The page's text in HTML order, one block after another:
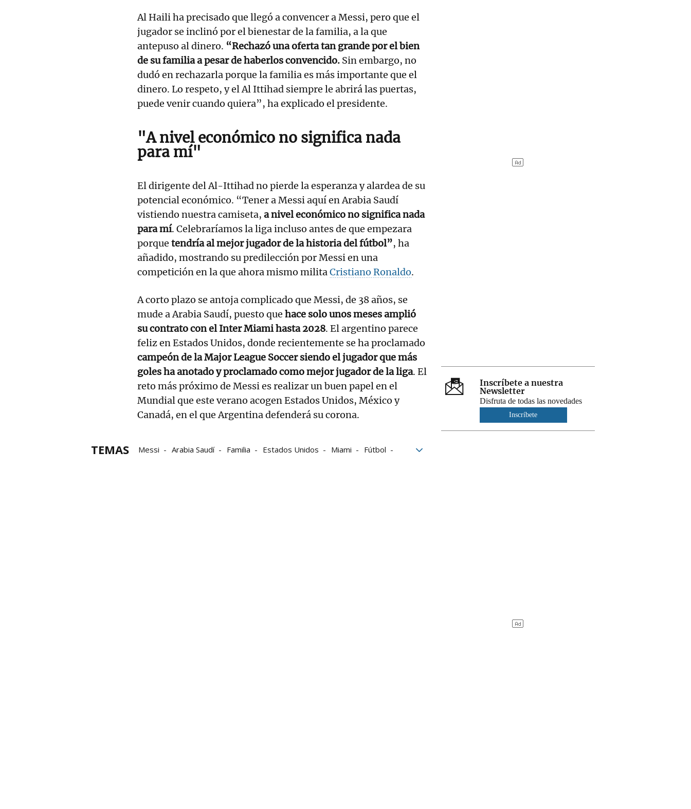
Al Haili ha precisado que llegó a convencer a Messi, pero que el
jugador se inclinó por el bienestar de la familia, a la que
antepuso al dinero. “Rechazó una oferta tan grande por el bien
de su familia a pesar de haberlos convencido. Sin embargo, no
dudó en rechazarla porque la familia es más importante que el
dinero. Lo respeto, y el Al Ittihad siempre le abrirá las puertas,
puede venir cuando quiera”, ha explicado el presidente.
"A nivel económico no significa nada
para mí"
El dirigente del Al-Ittihad no pierde la esperanza y alardea de su
potencial económico. “Tener a Messi aquí en Arabia Saudí
vistiendo nuestra camiseta, a nivel económico no significa nada
para mí. Celebraríamos la liga incluso antes de que empezara
porque tendría al mejor jugador de la historia del fútbol”, ha
añadido, mostrando su predilección por Messi en una
competición en la que ahora mismo militaCristiano Ronaldo.
A corto plazo se antoja complicado que Messi, de 38 años, se
mude a Arabia Saudí, puesto que hace solo unos meses amplió
su contrato con el Inter Miami hasta 2028. El argentino parece
feliz en Estados Unidos, donde recientemente se ha proclamado
campeón de la Major League Soccer siendo el jugador que más
goles ha anotado y proclamado como mejor jugador de la liga. El
reto más próximo de Messi es realizar un buen papel en el
Mundial que este verano acogen Estados Unidos, México y
Canadá, en el que Argentina defenderá su corona.
TEMAS Messi Arabia Saudí Familia Estados Unidos Miami
Fútbol
Inscríbete a nuestra
Newsletter
Disfruta de todas las novedades
Inscríbete